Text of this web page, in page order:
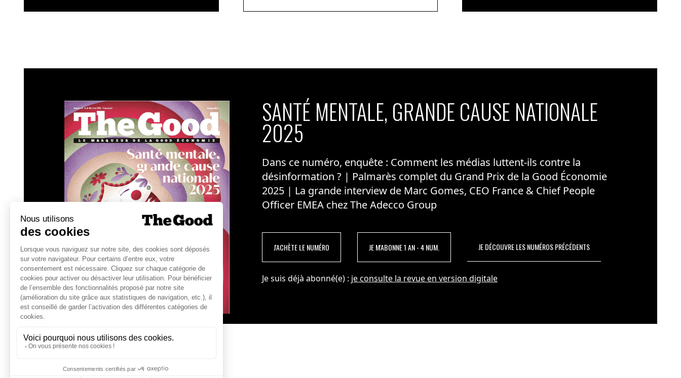
SANTÉ MENTALE, GRANDE CAUSE NATIONALE
2025
Dans ce numéro, enquête : Comment les médias luttent-ils contre la
désinformation ? | Palmarès complet du Grand Prix de la Good Économie
2025 | La grande interview de Marc Gomes, CEO France & Chief People
Officer EMEA chez The Adecco Group
J'ACHÈTE LE NUMÉRO JE M'ABONNE 1 AN - 4 NUM. JE DÉCOUVRE LES NUMÉROS PRÉCÉDENTS
Je suis déjà abonné(e) : je consulte la revue en version digitale